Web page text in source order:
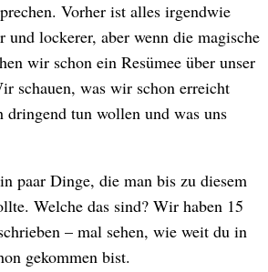
Vorher ist alles irgendwie
und lockerer, aber wenn die magische
wir schon ein Resümee über unser
schauen, was wir schon erreicht
dringend tun wollen und was uns
paar Dinge, die man bis zu diesem
Welche das sind? Wir haben 15
– mal sehen, wie weit du in
gekommen bist.